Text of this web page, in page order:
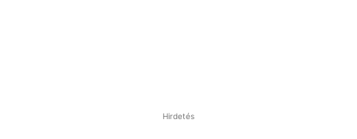
Hirdetés